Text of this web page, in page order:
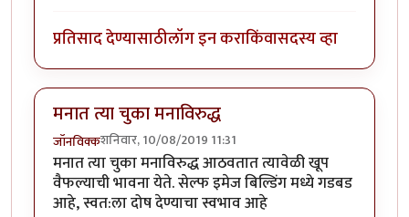
प्रतिसाद देण्यासाठीलॉग इन कराकिंवासदस्य व्हा
मनात त्या चुका मनाविरुद्ध
जॉनविक्कशनिवार, 10/08/2019 11:31
मनात त्या चुका मनाविरुद्ध आठवतात त्यावेळी खूप
वैफल्याची भावना येते. सेल्फ इमेज बिल्डिंग मध्ये गडबड
आहे, स्वत:ला दोष देण्याचा स्वभाव आहे